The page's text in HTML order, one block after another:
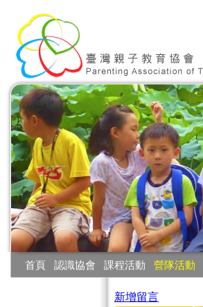
首頁 認識協會 課程活動 營隊活動
新增留言